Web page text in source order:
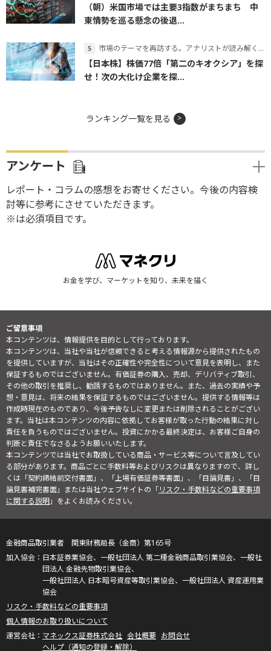
（朝）米国市場では主要3指数がまちまち 中
東情勢を巡る懸念の後退...
市場のテーマを再訪する。アナリストが読み解くテーマの本質
【日本株】株価77倍「第二のキオクシア」を探
せ！次の大化け企業を探...
ランキング一覧を見る
アンケート
レポート・コラムの感想をお寄せください。今後の内容検
討等に参考にさせていただきます。
※は必須項目です。
お金を学び、マーケットを知り、未来を描く
ご留意事項
本コンテンツは、情報提供を目的として行っております。
本コンテンツは、当社や当社が信頼できると考える情報源から提供されたもの
を提供していますが、当社はその正確性や完全性について意見を表明し、また
保証するものではございません。有価証券の購入、売却、デリバティブ取引、
その他の取引を推奨し、勧誘するものではありません。また、過去の実績や予
想・意見は、将来の結果を保証するものではございません。提供する情報等は
作成時現在のものであり、今後予告なしに変更または削除されることがござい
ます。当社は本コンテンツの内容に依拠してお客様が取った行動の結果に対し
責任を負うものではございません。投資にかかる最終決定は、お客様ご自身の
判断と責任でなさるようお願いいたします。
本コンテンツでは当社でお取扱している商品・サービス等について言及してい
る部分があります。商品ごとに手数料等およびリスクは異なりますので、詳し
くは「契約締結前交付書面」、「上場有価証券等書面」、「目論見書」、「目
論見書補完書面」または当社ウェブサイトの「リスク・手数料などの重要事項
に関する説明」をよくお読みください。
金融商品取引業者 関東財務局長（金商）第165号
日本証券業協会、一般社団法人 第二種金融商品取引業協会、一般社
団法人 金融先物取引業協会、
一般社団法人 日本暗号資産等取引業協会、一般社団法人 資産運用業
協会
リスク・手数料などの重要事項
個人情報のお取り扱いについて
マネックス証券株式会社 会社概要 お問合せ
ヘルプ（通知の登録・解除）